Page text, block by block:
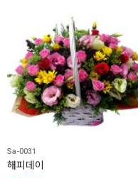
Sa-0031
해피데이